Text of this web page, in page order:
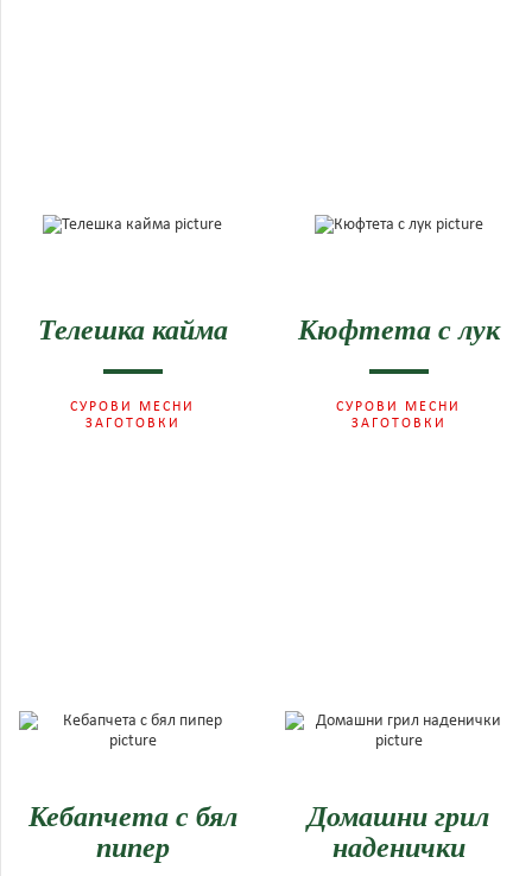
Телешка кайма
СУРОВИ МЕСНИ
ЗАГОТОВКИ
Кюфтета с лук
СУРОВИ МЕСНИ
ЗАГОТОВКИ
Кебапчета с бял
пипер
Домашни грил
наденички